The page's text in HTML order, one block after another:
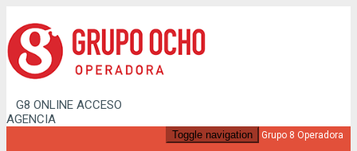
G8 ONLINE ACCESO
AGENCIA
Toggle navigation Grupo 8 Operadora